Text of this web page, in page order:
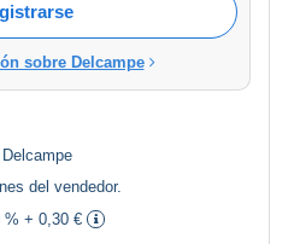
sobre Delcampe
del vendedor.
% + 0,30 €